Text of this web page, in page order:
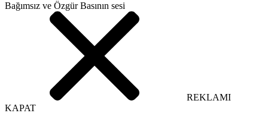
Bağımsız ve Özgür Basının sesi
REKLAMI
KAPAT